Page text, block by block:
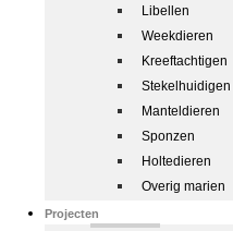
Libellen
Weekdieren
Kreeftachtigen
Stekelhuidigen
Manteldieren
Sponzen
Holtedieren
Overig marien
Projecten